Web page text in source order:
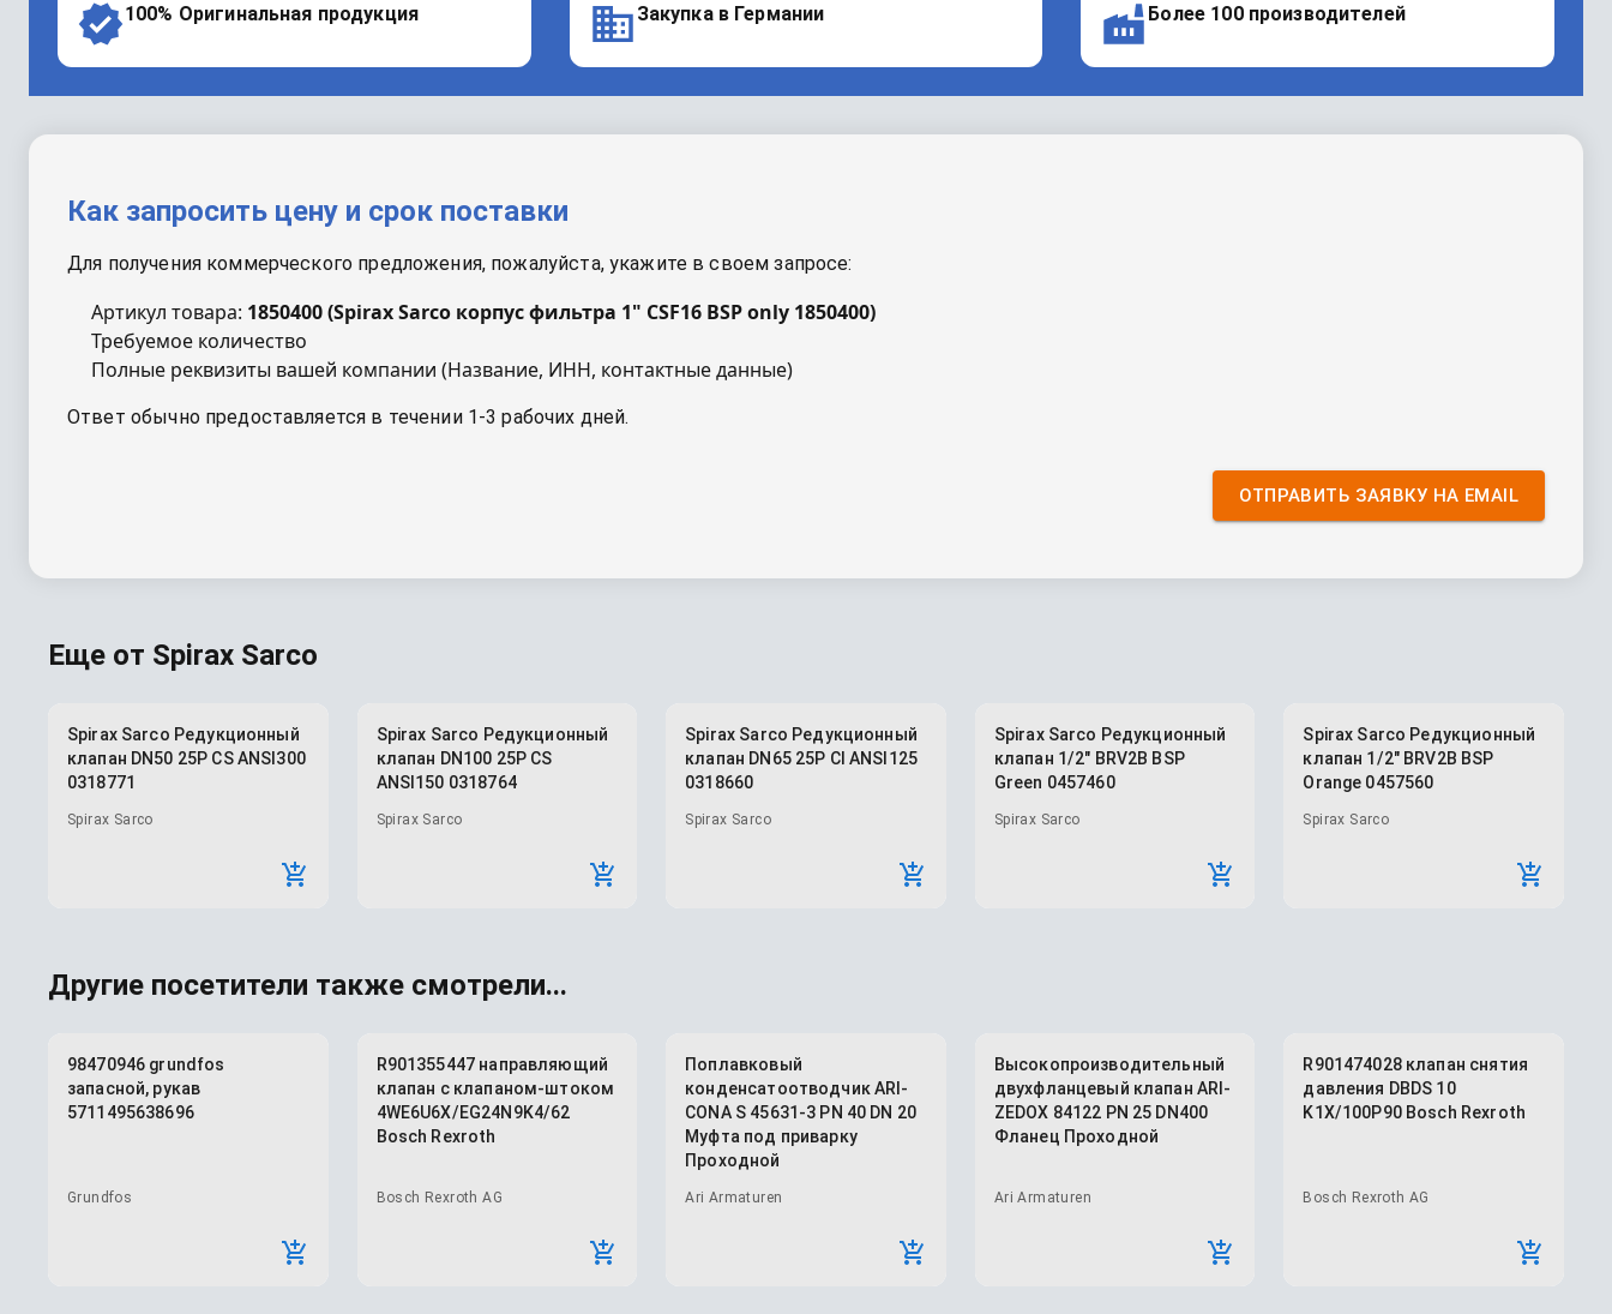
100% Оригинальная продукция Закупка в Германии Более 100 производителей
Как запросить цену и срок поставки
Для получения коммерческого предложения, пожалуйста, укажите в своем запросе:
Артикул товара: 1850400(Spirax Sarco корпус фильтра 1" CSF16 BSP only 1850400)
Требуемое количество
Полные реквизиты вашей компании (Название, ИНН, контактные данные)
Ответ обычно предоставляется в течении 1-3 рабочих дней.
ОТПРАВИТЬ ЗАЯВКУ НА EMAIL
Еще от Spirax Sarco
Spirax Sarco Редукционный
клапан DN50 25P CS ANSI300
0318771
Spirax Sarco
Spirax Sarco Редукционный
клапан DN100 25P CS
ANSI150 0318764
Spirax Sarco
Spirax Sarco Редукционный
клапан DN65 25P CI ANSI125
0318660
Spirax Sarco
Spirax Sarco Редукционный
клапан 1/2" BRV2B BSP
Green 0457460
Spirax Sarco
Spirax Sarco Редукционный
клапан 1/2" BRV2B BSP
Orange 0457560
Spirax Sarco
Другие посетители также смотрели...
98470946 grundfos
запасной, рукав
5711495638696
Grundfos
R901355447 направляющий
клапан с клапаном-штоком
4WE6U6X/EG24N9K4/62
Bosch Rexroth
Bosch Rexroth AG
Поплавковый
конденсатоотводчик ARI-
CONA S 45631-3 PN 40 DN 20
Муфта под приварку
Проходной
Ari Armaturen
Высокопроизводительный
двухфланцевый клапан ARI-
ZEDOX 84122 PN 25 DN400
Фланец Проходной
Ari Armaturen
R901474028 клапан снятия
давления DBDS 10
K1X/100P90 Bosch Rexroth
Bosch Rexroth AG